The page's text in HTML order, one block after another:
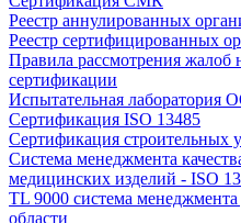
Реестр аннулированных
Реестр сертифицированных
Правила рассмотрения жалоб
сертификации
Испытательная лаборатория
Сертификация ISO 13485
Сертификация строительных
Система менеджмента
медицинских изделий - ISO
TL 9000 система
области